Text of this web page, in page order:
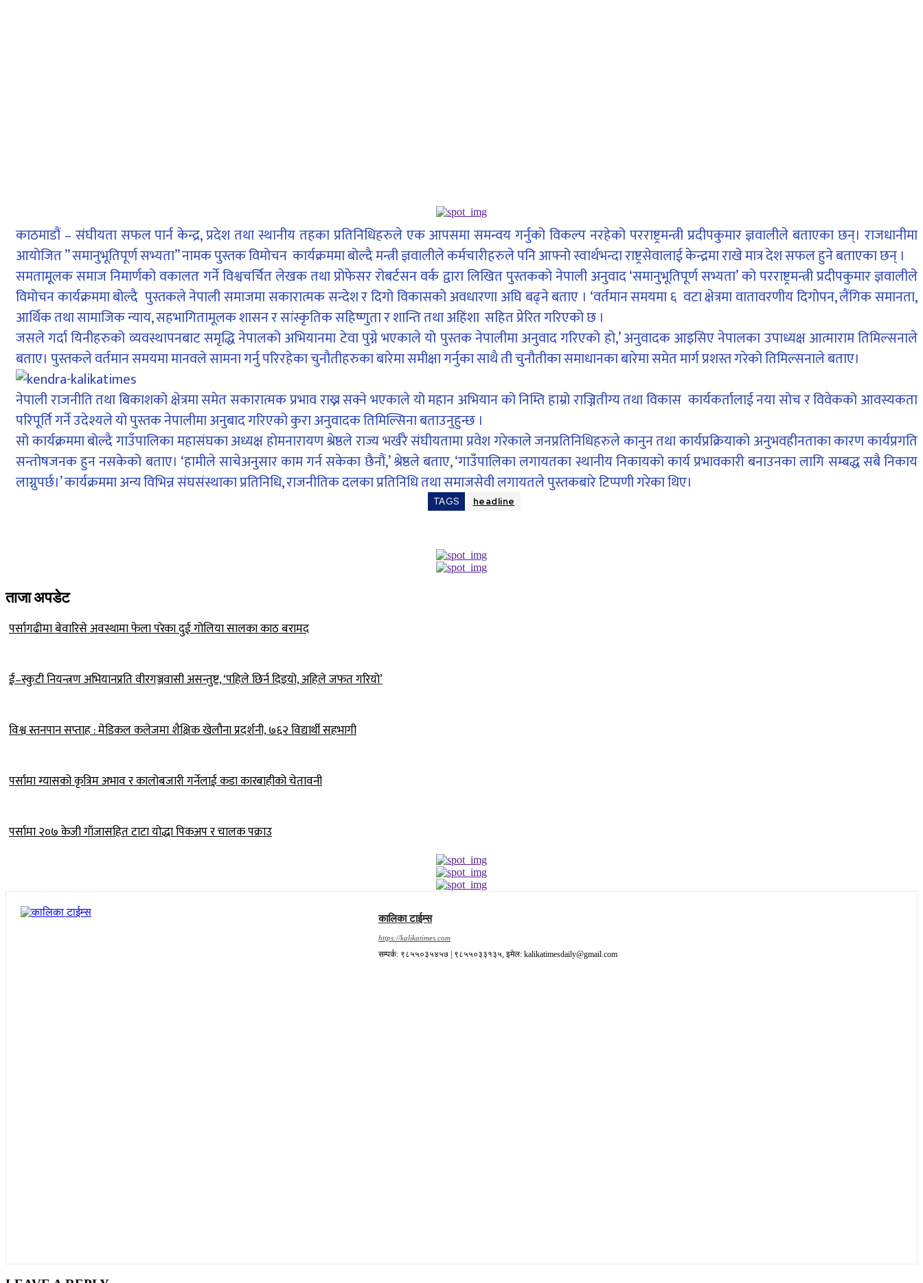
काठमाडौं – संघीयता सफल पार्न केन्द्र, प्रदेश तथा स्थानीय तहका प्रतिनिधिहरुले एक आपसमा समन्वय गर्नुको विकल्प नरहेको परराष्ट्रमन्त्री प्रदीपकुमार ज्ञवालीले बताएका छन्। राजधानीमा
आयोजित ” समानुभूतिपूर्ण सभ्यता” नामक पुस्तक विमोचन कार्यक्रममा बोल्दै मन्त्री ज्ञवालीले कर्मचारीहरुले पनि आफ्नो स्वार्थभन्दा राष्ट्रसेवालाई केन्द्रमा राखे मात्र देश सफल हुने बताएका छन् ।
समतामूलक समाज निमार्णको वकालत गर्ने विश्वचर्चित लेखक तथा प्रोफेसर रोबर्टसन वर्क द्वारा लिखित पुस्तकको नेपाली अनुवाद ‘समानुभूतिपूर्ण सभ्यता’ को परराष्ट्रमन्त्री प्रदीपकुमार ज्ञवालीले
विमोचन कार्यक्रममा बोल्दै पुस्तकले नेपाली समाजमा सकारात्मक सन्देश र दिगो विकासको अवधारणा अघि बढ्ने बताए । ‘वर्तमान समयमा ६ वटा क्षेत्रमा वातावरणीय दिगोपन, लैंगिक समानता,
आर्थिक तथा सामाजिक न्याय, सहभागितामूलक शासन र सांस्कृतिक सहिष्णुता र शान्ति तथा अहिंशा सहित प्रेरित गरिएको छ ।
जसले गर्दा यिनीहरुको व्यवस्थापनबाट समृद्धि नेपालको अभियानमा टेवा पुग्ने भएकाले यो पुस्तक नेपालीमा अनुवाद गरिएको हो,’ अनुवादक आइसिए नेपालका उपाध्यक्ष आत्माराम तिमिल्सनाले
बताए। पुस्तकले वर्तमान समयमा मानवले सामना गर्नु परिरहेका चुनौतीहरुका बारेमा समीक्षा गर्नुका साथै ती चुनौतीका समाधानका बारेमा समेत मार्ग प्रशस्त गरेको तिमिल्सनाले बताए।
नेपाली राजनीति तथा बिकाशको क्षेत्रमा समेत सकारात्मक प्रभाव राख्न सक्ने भएकाले यो महान अभियान को निम्ति हाम्रो राज्नितीग्य तथा विकास कार्यकर्तालाई नया सोच र विवेकको आवस्यकता
परिपूर्ति गर्ने उदेश्यले यो पुस्तक नेपालीमा अनुबाद गरिएको कुरा अनुवादक तिमिल्सिना बताउनुहुन्छ ।
सो कार्यक्रममा बोल्दै गाउँपालिका महासंघका अध्यक्ष होमनारायण श्रेष्ठले राज्य भर्खरै संघीयतामा प्रवेश गरेकाले जनप्रतिनिधिहरुले कानुन तथा कार्यप्रक्रियाको अनुभवहीनताका कारण कार्यप्रगति
सन्तोषजनक हुन नसकेको बताए। ‘हामीले साचेअनुसार काम गर्न सकेका छैनौं,’ श्रेष्ठले बताए, ‘गाउँपालिका लगायतका स्थानीय निकायको कार्य प्रभावकारी बनाउनका लागि सम्बद्ध सबै निकाय
लाग्नुपर्छ।’ कार्यक्रममा अन्य विभिन्न संघसंस्थाका प्रतिनिधि, राजनीतिक दलका प्रतिनिधि तथा समाजसेवी लगायतले पुस्तकबारे टिप्पणी गरेका थिए।
TAGS headline
ताजा अपडेट
पर्सागढीमा बेवारिसे अवस्थामा फेला परेका दुई गोलिया सालका काठ बरामद
ई–स्कुटी नियन्त्रण अभियानप्रति वीरगञ्जवासी असन्तुष्ट, ‘पहिले छिर्न दिइयो, अहिले जफत गरियो’
विश्व स्तनपान सप्ताह : मेडिकल कलेजमा शैक्षिक खेलौना प्रदर्शनी, ७६२ विद्यार्थी सहभागी
पर्सामा ग्यासको कृत्रिम अभाव र कालोबजारी गर्नेलाई कडा कारबाहीको चेतावनी
पर्सामा २०७ केजी गाँजासहित टाटा योद्धा पिकअप र चालक पक्राउ
कालिका टाईम्स
https://kalikatimes.com
सम्पर्क: ९८५५०३५४५७ | ९८५५०३३१३५, इमेल: kalikatimesdaily@gmail.com